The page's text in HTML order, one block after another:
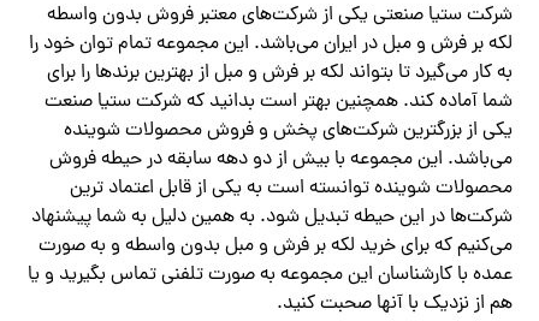
شرکت ستیا صنعتی یکی از شرکت‌های معتبر فروش بدون واسطه
لکه بر فرش و مبل در ایران می‌باشد. این مجموعه تمام توان خود را
به کار می‌گیرد تا بتواند لکه بر فرش و مبل از بهترین برندها را برای
شما آماده کند. همچنین بهتر است بدانید که شرکت ستیا صنعت
یکی از بزرگترین شرکت‌های پخش و فروش محصولات شوینده
می‌باشد. این مجموعه با بیش از دو دهه سابقه در حیطه فروش
محصولات شوینده توانسته است به یکی از قابل اعتماد ترین
شرکت‌ها در این حیطه تبدیل شود. به همین دلیل به شما پیشنهاد
می‌کنیم که برای خرید لکه بر فرش و مبل بدون واسطه و به صورت
عمده با کارشناسان این مجموعه به صورت تلفنی تماس بگیرید و یا
هم از نزدیک با آنها صحبت کنید.